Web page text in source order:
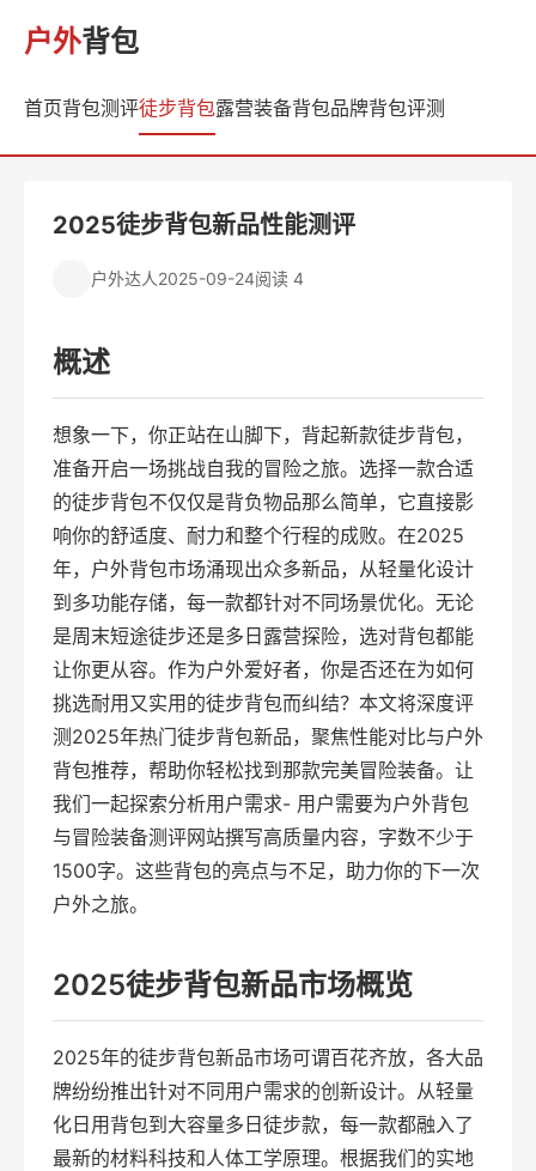
户外背包
首页背包测评徒步背包露营装备背包品牌背包评测
2025徒步背包新品性能测评
户外达人2025-09-24阅读 4
概述
想象一下，你正站在山脚下，背起新款徒步背包，
准备开启一场挑战自我的冒险之旅。选择一款合适
的徒步背包不仅仅是背负物品那么简单，它直接影
响你的舒适度、耐力和整个行程的成败。在2025
年，户外背包市场涌现出众多新品，从轻量化设计
到多功能存储，每一款都针对不同场景优化。无论
是周末短途徒步还是多日露营探险，选对背包都能
让你更从容。作为户外爱好者，你是否还在为如何
挑选耐用又实用的徒步背包而纠结？本文将深度评
测2025年热门徒步背包新品，聚焦性能对比与户外
背包推荐，帮助你轻松找到那款完美冒险装备。让
我们一起探索分析用户需求- 用户需要为户外背包
与冒险装备测评网站撰写高质量内容，字数不少于
1500字。这些背包的亮点与不足，助力你的下一次
户外之旅。
2025徒步背包新品市场概览
2025年的徒步背包新品市场可谓百花齐放，各大品
牌纷纷推出针对不同用户需求的创新设计。从轻量
化日用背包到大容量多日徒步款，每一款都融入了
最新的材料科技和人体工学原理。根据我们的实地